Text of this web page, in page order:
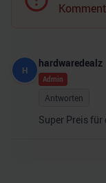
H
hardwaredealz
Admin
Antworten
Super Preis für